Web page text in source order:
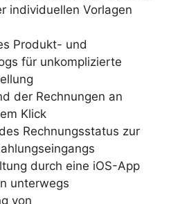
individuellen Vorlagen
Produkt- und
für unkomplizierte
der Rechnungen an
Klick
Rechnungsstatus zur
durch eine iOS-App
unterwegs
von